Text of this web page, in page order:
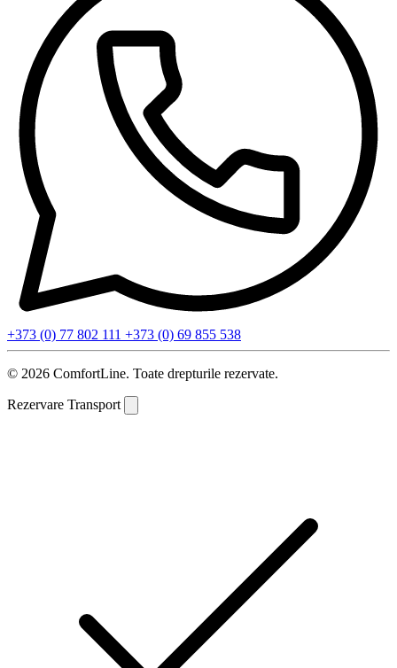
+373 (0) 77 802 111 +373 (0) 69 855 538
© 2026 ComfortLine. Toate drepturile rezervate.
Rezervare Transport